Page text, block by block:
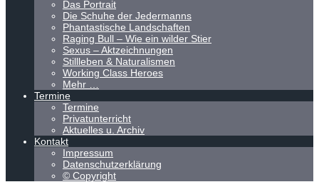
Das Portrait
Die Schuhe der Jedermanns
Phantastische Landschaften
Raging Bull – Wie ein wilder Stier
Sexus – Aktzeichnungen
Stillleben & Naturalismen
Working Class Heroes
Mehr …
Termine
Termine
Privatunterricht
Aktuelles u. Archiv
Kontakt
Impressum
Datenschutzerklärung
© Copyright